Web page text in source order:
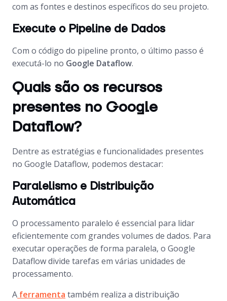
com as fontes e destinos específicos do seu projeto.
Execute o Pipeline de Dados
Com o código do pipeline pronto, o último passo é
executá-lo no Google Dataflow.
Quais são os recursos
presentes no Google
Dataflow?
Dentre as estratégias e funcionalidades presentes
no Google Dataflow, podemos destacar:
Paralelismo e Distribuição
Automática
O processamento paralelo é essencial para lidar
eficientemente com grandes volumes de dados. Para
executar operações de forma paralela, o Google
Dataflow divide tarefas em várias unidades de
processamento.
A ferramenta também realiza a distribuição